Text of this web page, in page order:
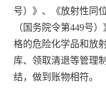
号）》、《放射性同
（国务院令第449号）
格的危险化学品和放
库、领取清退等管理
结，做到账物相符。